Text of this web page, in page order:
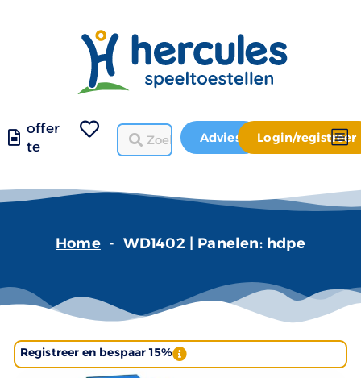
offer
te
Advies Login/registreer
Home - WD1402 | Panelen: hdpe
Registreer en bespaar 15%